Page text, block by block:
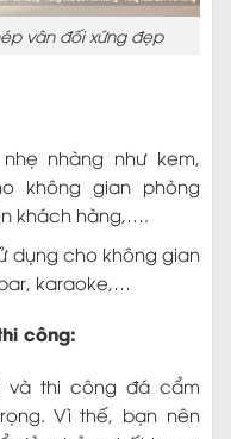
vân đối xứng đẹp
nhàng như kem,
không gian phòng
khách hàng,….
dụng cho không gian
karaoke,…
công:
và thi công đá cẩm
Vì thế, bạn nên